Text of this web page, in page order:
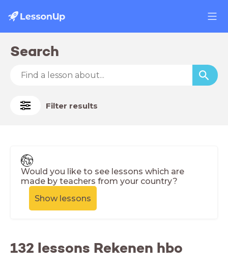
Search
Filter results
Would you like to see lessons which are
made by teachers from your country?
Show lessons
132 lessons Rekenen hbo